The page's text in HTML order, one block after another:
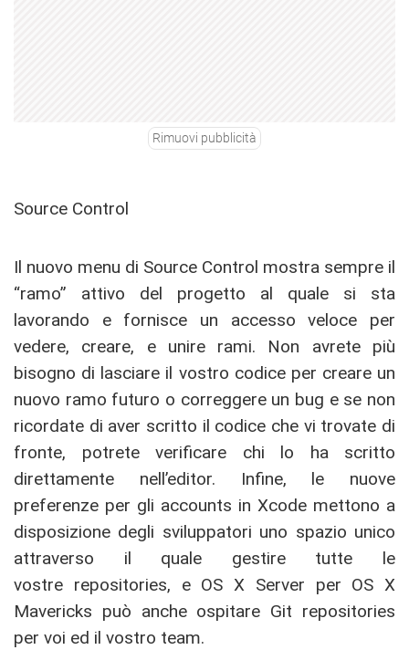
Rimuovi pubblicità
Source Control
Il nuovo menu di Source Control mostra sempre il
“ramo” attivo del progetto al quale si sta
lavorando e fornisce un accesso veloce per
vedere, creare, e unire rami. Non avrete più
bisogno di lasciare il vostro codice per creare un
nuovo ramo futuro o correggere un bug e se non
ricordate di aver scritto il codice che vi trovate di
fronte, potrete verificare chi lo ha scritto
direttamente nell’editor. Infine, le nuove
preferenze per gli accounts in Xcode mettono a
disposizione degli sviluppatori uno spazio unico
attraverso il quale gestire tutte le
vostre repositories, e OS X Server per OS X
Mavericks può anche ospitare Git repositories
per voi ed il vostro team.